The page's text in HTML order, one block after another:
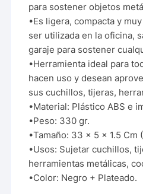
para sostener objetos
•Es ligera, compacta y
ser utilizada en la oficina,
garaje para sostener
•Herramienta ideal para
hacen uso y desean
sus cuchillos, tijeras,
•Material: Plástico ABS e
•Peso: 330 gr.
•Tamaño: 33 x 5 x 1.5 Cm
•Usos: Sujetar cuchillos,
herramientas metálicas,
•Color: Negro + Plateado.